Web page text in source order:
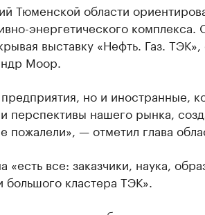
Тюменской области
энергетического комплекса.
выставку «Нефть. Газ.
Моор.
но и иностранные,
перспективы нашего рынка,
пожалели», — отметил глава
все: заказчики, наука,
кластера ТЭК».